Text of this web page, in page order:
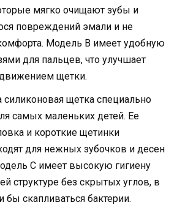
мягко очищают зубы и
повреждений эмали и не
Модель B имеет удобную
для пальцев, что улучшает
щетки.
силиконовая щетка специально
самых маленьких детей. Ее
и короткие щетинки
для нежных зубочков и десен
C имеет высокую гигиену
структуре без скрытых углов, в
бы скапливаться бактерии.